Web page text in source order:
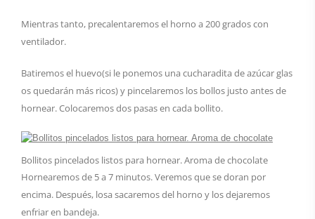
Mientras tanto, precalentaremos el horno a 200 grados con
ventilador.
Batiremos el huevo(si le ponemos una cucharadita de azúcar glas
os quedarán más ricos) y pincelaremos los bollos justo antes de
hornear. Colocaremos dos pasas en cada bollito.
Bollitos pincelados listos para hornear. Aroma de chocolate
Hornearemos de 5 a 7 minutos. Veremos que se doran por
encima. Después, losa sacaremos del horno y los dejaremos
enfriar en bandeja.